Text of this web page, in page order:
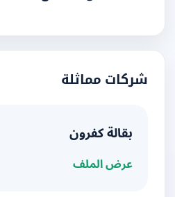
شركات مماثلة
بقالة كفرون
عرض الملف